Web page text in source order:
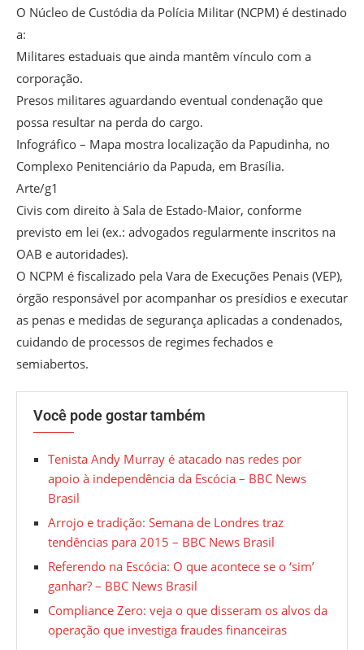
O Núcleo de Custódia da Polícia Militar (NCPM) é destinado
a:
Militares estaduais que ainda mantêm vínculo com a
corporação.
Presos militares aguardando eventual condenação que
possa resultar na perda do cargo.
Infográfico – Mapa mostra localização da Papudinha, no
Complexo Penitenciário da Papuda, em Brasília.
Arte/g1
Civis com direito à Sala de Estado-Maior, conforme
previsto em lei (ex.: advogados regularmente inscritos na
OAB e autoridades).
O NCPM é fiscalizado pela Vara de Execuções Penais (VEP),
órgão responsável por acompanhar os presídios e executar
as penas e medidas de segurança aplicadas a condenados,
cuidando de processos de regimes fechados e
semiabertos.
Você pode gostar também
Tenista Andy Murray é atacado nas redes por
apoio à independência da Escócia – BBC News
Brasil
Arrojo e tradição: Semana de Londres traz
tendências para 2015 – BBC News Brasil
Referendo na Escócia: O que acontece se o ‘sim’
ganhar? – BBC News Brasil
Compliance Zero: veja o que disseram os alvos da
operação que investiga fraudes financeiras